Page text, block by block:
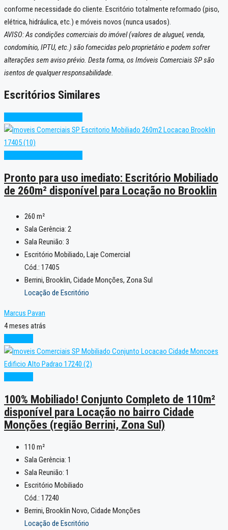
conforme necessidade do cliente. Escritório totalmente reformado (piso,
elétrica, hidráulica, etc.) e móveis novos (nunca usados).
AVISO: As condições comerciais do imóvel (valores de aluguel, venda,
condomínio, IPTU, etc.) são fornecidas pelo proprietário e podem sofrer
alterações sem aviso prévio. Desta forma, os Imóveis Comerciais SP são
isentos de qualquer responsabilidade.
Escritórios Similares
Pronto para uso imediato: Escritório Mobiliado
de 260m² disponível para Locação no Brooklin
260 m²
Sala Gerência: 2
Sala Reunião: 3
Escritório Mobiliado, Laje Comercial
Cód.: 17405
Berrini, Brooklin, Cidade Monções, Zona Sul
Locação de Escritório
Marcus Pavan
4 meses atrás
100% Mobiliado! Conjunto Completo de 110m²
disponível para Locação no bairro Cidade
Monções (região Berrini, Zona Sul)
110 m²
Sala Gerência: 1
Sala Reunião: 1
Escritório Mobiliado
Cód.: 17240
Berrini, Brooklin Novo, Cidade Monções
Locação de Escritório